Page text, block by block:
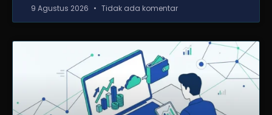
9 Agustus 2026 Tidak ada komentar